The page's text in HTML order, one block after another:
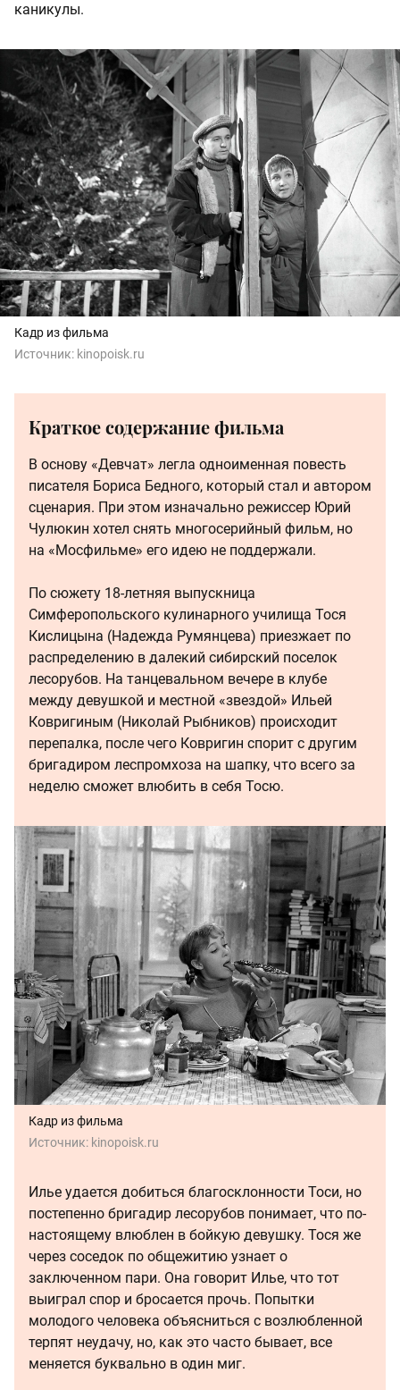
каникулы.
Кадр из фильма
Источник: kinopoisk.ru
Краткое содержание фильма
В основу «Девчат» легла одноименная повесть
писателя Бориса Бедного, который стал и автором
сценария. При этом изначально режиссер Юрий
Чулюкин хотел снять многосерийный фильм, но
на «Мосфильме» его идею не поддержали.
По сюжету 18-летняя выпускница
Симферопольского кулинарного училища Тося
Кислицына (Надежда Румянцева) приезжает по
распределению в далекий сибирский поселок
лесорубов. На танцевальном вечере в клубе
между девушкой и местной «звездой» Ильей
Ковригиным (Николай Рыбников) происходит
перепалка, после чего Ковригин спорит с другим
бригадиром леспромхоза на шапку, что всего за
неделю сможет влюбить в себя Тосю.
Кадр из фильма
Источник: kinopoisk.ru
Илье удается добиться благосклонности Тоси, но
постепенно бригадир лесорубов понимает, что по-
настоящему влюблен в бойкую девушку. Тося же
через соседок по общежитию узнает о
заключенном пари. Она говорит Илье, что тот
выиграл спор и бросается прочь. Попытки
молодого человека объясниться с возлюбленной
терпят неудачу, но, как это часто бывает, все
меняется буквально в один миг.